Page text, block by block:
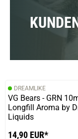
DREAMLIKE
VG Bears - GRN
Longfill Aroma by
Liquids
14,90 EUR*